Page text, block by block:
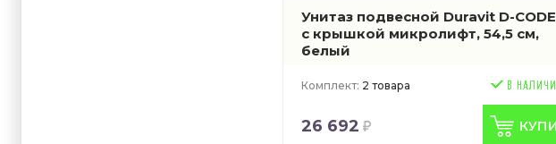
Унитаз подвесной Duravit D-CODE
с крышкой микролифт, 54,5 см,
белый
Комплект: 2 товара
26 692